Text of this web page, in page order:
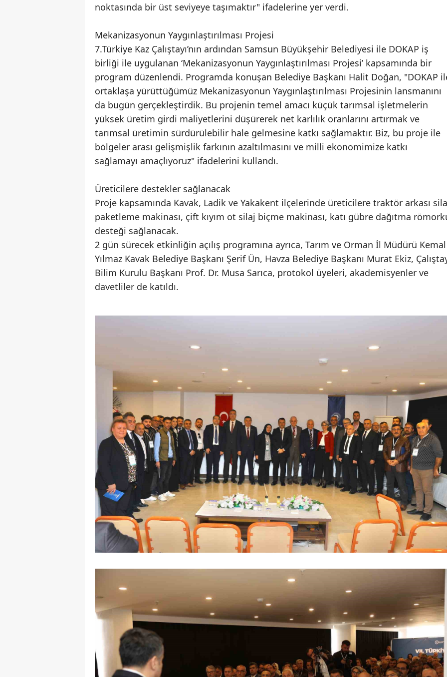
Siirt
Sinop
Sivas
Tekirdağ
Tokat
Trabzon
Uşak
Yozgat
Zonguldak
Kırıkkale
Şırnak
Ardahan
Iğdır
Yalova
Karabük
Kilis
Osmaniye
Düzce
noktasında bir üst seviyeye taşımaktır" ifadelerine yer verdi.
Mekanizasyonun Yaygınlaştırılması Projesi
7.Türkiye Kaz Çalıştayı’nın ardından Samsun Büyükşehir Belediyesi ile DOKAP iş
birliği ile uygulanan ‘Mekanizasyonun Yaygınlaştırılması Projesi’ kapsamında bir
program düzenlendi. Programda konuşan Belediye Başkanı Halit Doğan, "DOKAP
ortaklaşa yürüttüğümüz Mekanizasyonun Yaygınlaştırılması Projesinin lansmanını
da bugün gerçekleştirdik. Bu projenin temel amacı küçük tarımsal işletmelerin
yüksek üretim girdi maliyetlerini düşürerek net karlılık oranlarını artırmak ve
tarımsal üretimin sürdürülebilir hale gelmesine katkı sağlamaktır. Biz, bu proje ile
bölgeler arası gelişmişlik farkının azaltılmasını ve milli ekonomimize katkı
sağlamayı amaçlıyoruz" ifadelerini kullandı.
Üreticilere destekler sağlanacak
Proje kapsamında Kavak, Ladik ve Yakakent ilçelerinde üreticilere traktör arkası
paketleme makinası, çift kıyım ot silaj biçme makinası, katı gübre dağıtma
desteği sağlanacak.
2 gün sürecek etkinliğin açılış programına ayrıca, Tarım ve Orman İl Müdürü Kemal
Yılmaz Kavak Belediye Başkanı Şerif Ün, Havza Belediye Başkanı Murat Ekiz,
Bilim Kurulu Başkanı Prof. Dr. Musa Sarıca, protokol üyeleri, akademisyenler ve
davetliler de katıldı.